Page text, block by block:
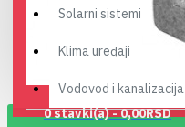
0 stavki(a) - 0,00RSD
Solarni sistemi
Klima uređaji
Vodovod i kanalizacija